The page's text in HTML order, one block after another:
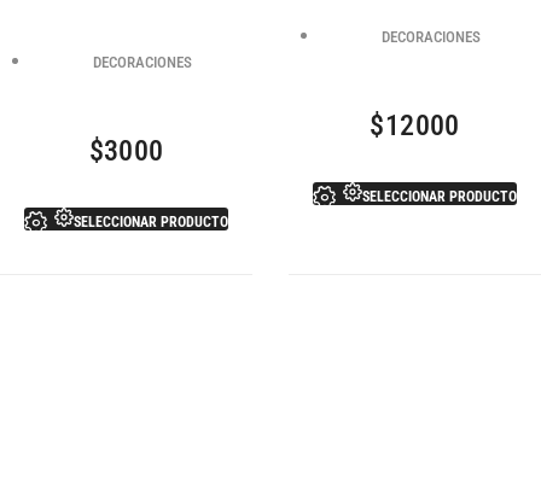
DECORACIONES
$3000
SELECCIONAR PRODUCTO
DECORACIONES
$12000
SELECCIONAR PRODUCTO